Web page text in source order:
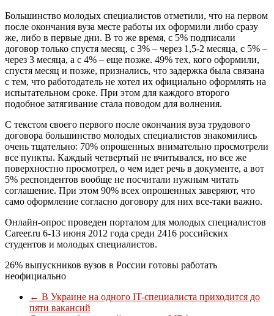
Большинство молодых специалистов отметили, что на первом
после окончания вуза месте работы их оформили либо сразу
же, либо в первые дни. В то же время, с 5% подписали
договор только спустя месяц, с 3% – через 1,5-2 месяца, с 5% –
через 3 месяца, а с 4% – еще позже. 49% тех, кого оформили,
спустя месяц и позже, признались, что задержка была связана
с тем, что работодатель не хотел их официально оформлять на
испытательном сроке. При этом для каждого второго
подобное затягивание стала поводом для волнения.
С текстом своего первого после окончания вуза трудового
договора большинство молодых специалистов знакомились
очень тщательно: 70% опрошенных внимательно просмотрели
все пункты. Каждый четвертый не вчитывался, но все же
поверхностно просмотрел, о чем идет речь в документе, а вот
5% респондентов вообще не посчитали нужным читать
соглашение. При этом 90% всех опрошенных заверяют, что
само оформление согласно договору для них все-таки важно.
Онлайн-опрос проведен порталом для молодых специалистов
Career.ru 6-13 июня 2012 года среди 2416 российских
студентов и молодых специалистов.
26% выпускников вузов в России готовы работать
неофициально
← В Украине на одного IT-специалиста приходится до
пяти вакансий